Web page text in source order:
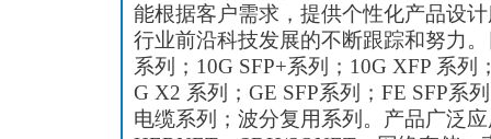
能根据客户需求，提供个性化产品设
行业前沿科技发展的不断跟踪和努力
系列；10G SFP+系列；10G XFP 系列
G X2 系列；GE SFP系列；FE SFP系
电缆系列；波分复用系列。产品广泛